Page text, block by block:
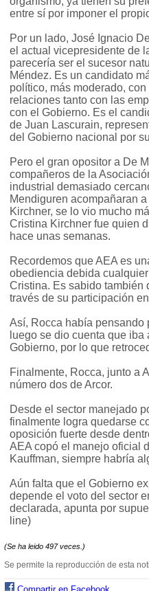
entre sí por imponer el
Por un lado, José Ignacio
el actual vicepresidente de
parecería ser el sucesor
Méndez. Es un candidato
político, más moderado,
relaciones tanto con las
con el Gobierno. Es el
de Juan Lascurain,
del Gobierno nacional por
Pero el gran opositor a De
compañeros de la
industrial demasiado
Mendiguren acompañaran
Kirchner, se lo vio mucho
Cristina Kirchner fue quien
hace unas semanas.
Recordemos que AEA es
obediencia debida
Cristina. Es sabido también
través de su participación
Así, Rocca había pensando
luego se dio cuenta que
Gobierno, por lo que
Finalmente, Rocca, junto a
número dos de Arcor.
Desde el sector manejado
finalmente logra quedarse
oposición fuerte desde
AEA copó el manejo oficial
Kauffman, siempre habría
Aún falta que el Gobierno
depende el voto del sector
declarada, apunta por
line)
(Se ha leido 497 veces.)
Se permite la reproducción de esta